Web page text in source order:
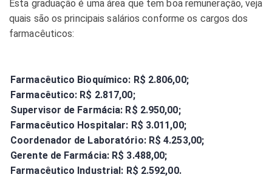
Esta graduação é uma área que tem boa remuneração, veja
quais são os principais salários conforme os cargos dos
farmacêuticos:
Farmacêutico Bioquímico: R$ 2.806,00;
Farmacêutico: R$ 2.817,00;
Supervisor de Farmácia: R$ 2.950,00;
Farmacêutico Hospitalar: R$ 3.011,00;
Coordenador de Laboratório: R$ 4.253,00;
Gerente de Farmácia: R$ 3.488,00;
Farmacêutico Industrial: R$ 2.592,00.